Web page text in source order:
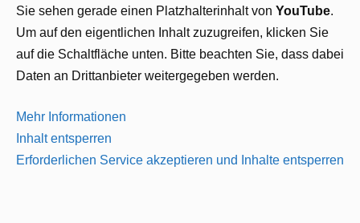
Sie sehen gerade einen Platzhalterinhalt von YouTube.
Um auf den eigentlichen Inhalt zuzugreifen, klicken Sie
auf die Schaltfläche unten. Bitte beachten Sie, dass dabei
Daten an Drittanbieter weitergegeben werden.
Mehr Informationen
Inhalt entsperren
Erforderlichen Service akzeptieren und Inhalte entsperren